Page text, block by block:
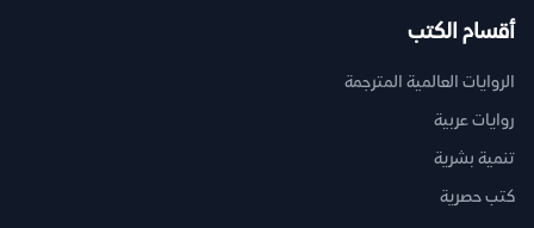
أقسام الكتب
الروايات العالمية المترجمة
روايات عربية
تنمية بشرية
كتب حصرية